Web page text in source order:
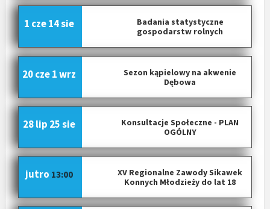
Badania statystyczne
gospodarstw rolnych
1 cze 14 sie
Sezon kąpielowy na akwenie
Dębowa
20 cze 1 wrz
Konsultacje Społeczne - PLAN
OGÓLNY
28 lip 25 sie
XV Regionalne Zawody Sikawek
Konnych Młodzieży do lat 18
jutro 13:00